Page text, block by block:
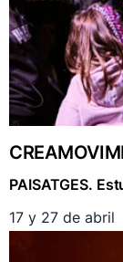
PAISATGES.
17 y 27 de abril